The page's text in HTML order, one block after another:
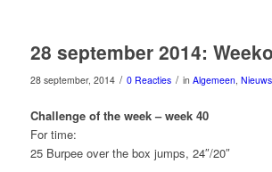
28 september 2014:
28 september, 2014 / 0 Reacties / in Algemeen, Nieuws
Challenge of the week – week 40
For time:
25 Burpee over the box jumps, 24″/20″